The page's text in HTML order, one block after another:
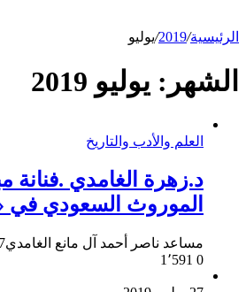
الرئيسية/
2019
/يوليو
الشهر: يوليو 2019
العلم والأدب والتاريخ
د.زهرة الغامدي .فنانة
الموروث السعودي في
مساعد ناصر أحمد آل مانع الغامدي27
0